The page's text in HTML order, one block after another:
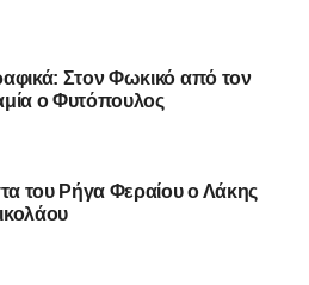
Στον Φωκικό από τον
ο Φυτόπουλος
του Ρήγα Φεραίου ο Λάκης